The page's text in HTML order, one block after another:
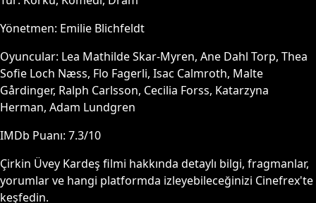
Yönetmen: Emilie Blichfeldt
Oyuncular: Lea Mathilde Skar-Myren, Ane Dahl Torp, Thea
Sofie Loch Næss, Flo Fagerli, Isac Calmroth, Malte
Gårdinger, Ralph Carlsson, Cecilia Forss, Katarzyna
Herman, Adam Lundgren
IMDb Puanı: 7.3/10
Çirkin Üvey Kardeş filmi hakkında detaylı bilgi, fragmanlar,
yorumlar ve hangi platformda izleyebileceğinizi Cinefrex'te
keşfedin.